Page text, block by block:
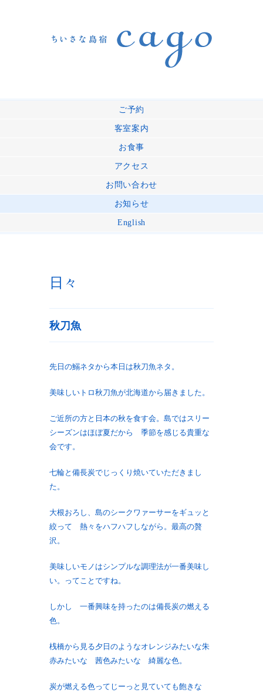
ご予約
客室案内
お食事
アクセス
お問い合わせ
お知らせ
English
日々
秋刀魚
先日の鰯ネタから本日は秋刀魚ネタ。
美味しいトロ秋刀魚が北海道から届きました。
ご近所の方と日本の秋を食す会。島ではスリー
シーズンはほぼ夏だから 季節を感じる貴重な
会です。
七輪と備長炭でじっくり焼いていただきまし
た。
大根おろし、島のシークワァーサーをギュッと
絞って 熱々をハフハフしながら。最高の贅
沢。
美味しいモノはシンプルな調理法が一番美味し
い。ってことですね。
しかし 一番興味を持ったのは備長炭の燃える
色。
桟橋から見る夕日のようなオレンジみたいな朱
赤みたいな 茜色みたいな 綺麗な色。
炭が燃える色ってじーっと見ていても飽きな